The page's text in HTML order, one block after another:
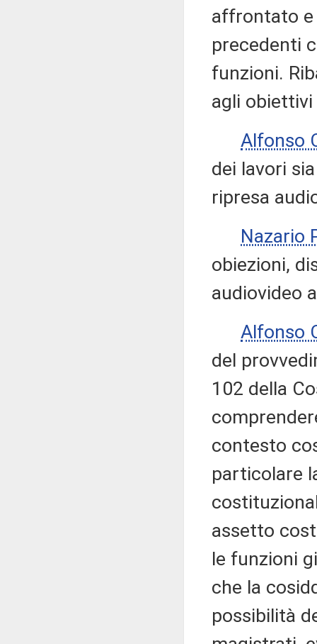
affrontato e
precedenti
funzioni.
agli
Alfonso
dei lavori
ripresa
Nazario
obiezioni,
audiovideo
Alfonso
del
102 della
contesto
particolare
assetto
le funzioni
che la
possibilità